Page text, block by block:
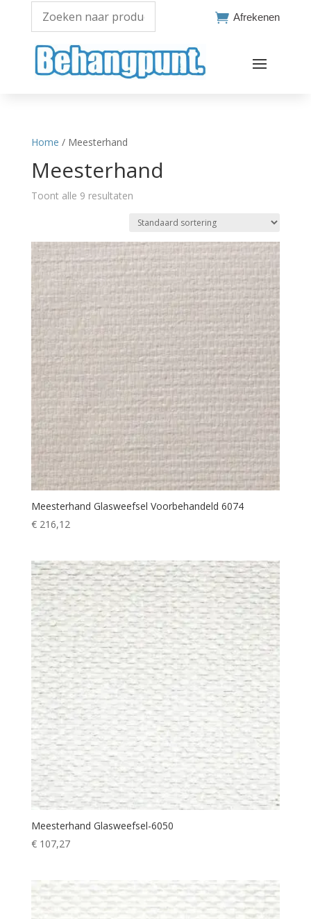
 Afrekenen
Home / Meesterhand
Meesterhand
Toont alle 9 resultaten
Meesterhand Glasweefsel Voorbehandeld 6074
€216,12
Meesterhand Glasweefsel-6050
€107,27